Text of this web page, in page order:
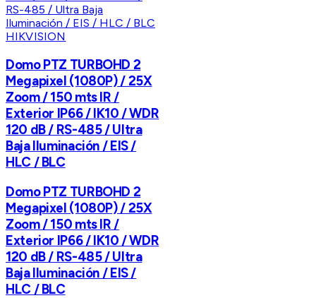
HIKVISION
Domo PTZ TURBOHD 2
Megapixel (1080P) / 25X
Zoom / 150 mts IR /
Exterior IP66 / IK10 / WDR
120 dB / RS-485 / Ultra
Baja Iluminación / EIS /
HLC / BLC
Domo PTZ TURBOHD 2
Megapixel (1080P) / 25X
Zoom / 150 mts IR /
Exterior IP66 / IK10 / WDR
120 dB / RS-485 / Ultra
Baja Iluminación / EIS /
HLC / BLC